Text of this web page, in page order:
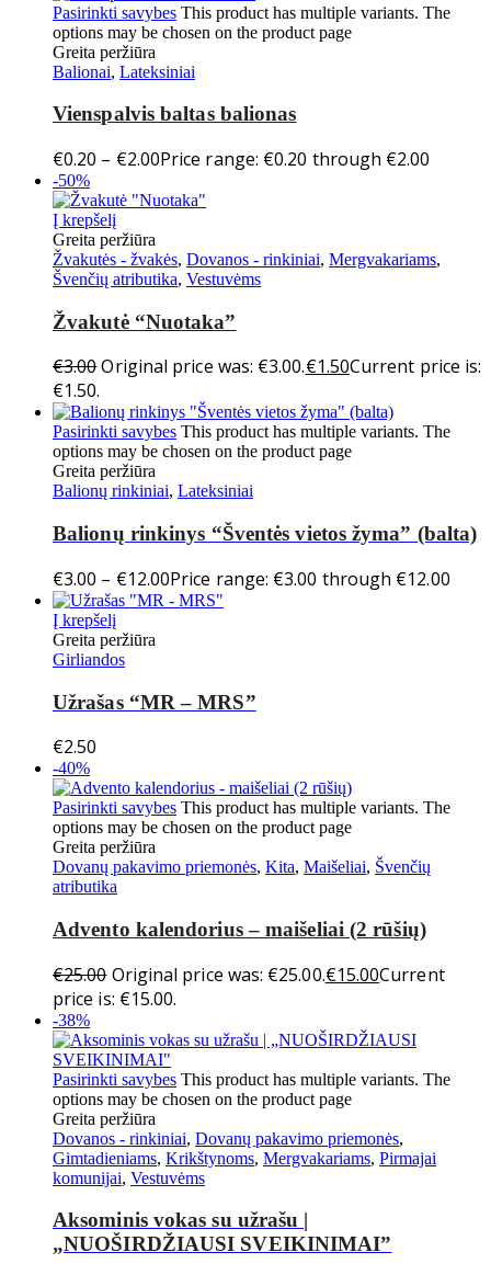
Pasirinkti savybes This product has multiple variants. The
options may be chosen on the product page
Greita peržiūra
Balionai, Lateksiniai
Vienspalvis baltas balionas
€0.20 – €2.00Price range: €0.20 through €2.00
-50%
Į krepšelį
Greita peržiūra
Žvakutės - žvakės, Dovanos - rinkiniai, Mergvakariams,
Švenčių atributika, Vestuvėms
Žvakutė “Nuotaka”
€3.00Original price was: €3.00.€1.50Current price is:
€1.50.
Pasirinkti savybes This product has multiple variants. The
options may be chosen on the product page
Greita peržiūra
Balionų rinkiniai, Lateksiniai
Balionų rinkinys “Šventės vietos žyma” (balta)
€3.00 – €12.00Price range: €3.00 through €12.00
Į krepšelį
Greita peržiūra
Girliandos
Užrašas “MR – MRS”
€2.50
-40%
Pasirinkti savybes This product has multiple variants. The
options may be chosen on the product page
Greita peržiūra
Dovanų pakavimo priemonės, Kita, Maišeliai, Švenčių
atributika
Advento kalendorius – maišeliai (2 rūšių)
€25.00 Original price was: €25.00.€15.00Current
price is: €15.00.
-38%
Pasirinkti savybes This product has multiple variants. The
options may be chosen on the product page
Greita peržiūra
Dovanos - rinkiniai, Dovanų pakavimo priemonės,
Gimtadieniams, Krikštynoms, Mergvakariams, Pirmajai
komunijai, Vestuvėms
Aksominis vokas su užrašu |
„NUOŠIRDŽIAUSI SVEIKINIMAI”